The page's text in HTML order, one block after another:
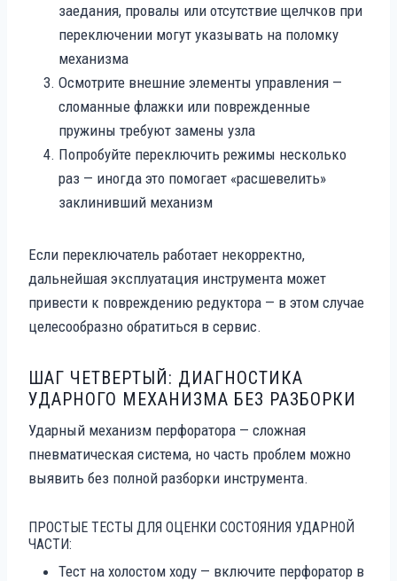
заедания, провалы или отсутствие щелчков при
переключении могут указывать на поломку
механизма
Осмотрите внешние элементы управления —
сломанные флажки или поврежденные
пружины требуют замены узла
Попробуйте переключить режимы несколько
раз — иногда это помогает «расшевелить»
заклинивший механизм
Если переключатель работает некорректно,
дальнейшая эксплуатация инструмента может
привести к повреждению редуктора — в этом случае
целесообразно обратиться в сервис.
ШАГ ЧЕТВЕРТЫЙ: ДИАГНОСТИКА
УДАРНОГО МЕХАНИЗМА БЕЗ РАЗБОРКИ
Ударный механизм перфоратора — сложная
пневматическая система, но часть проблем можно
выявить без полной разборки инструмента.
ПРОСТЫЕ ТЕСТЫ ДЛЯ ОЦЕНКИ СОСТОЯНИЯ УДАРНОЙ
ЧАСТИ:
Тест на холостом ходу — включите перфоратор в